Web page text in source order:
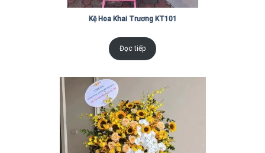
Kệ Hoa Khai Trương KT101
Đọc tiếp